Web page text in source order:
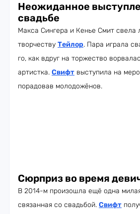
Неожиданное
свадьбе
Макса Сингера и Кенье Смит свела
творчеству Тейлор. Пара играла
го, как вдруг на торжество
артистка. Свифт выступила на
порадовав молодожёнов.
Сюрприз во время
В 2014-м произошла ещё одна
связанная со свадьбой. Свифт